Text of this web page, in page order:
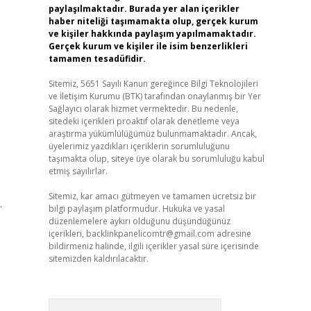
paylaşılmaktadır. Burada yer alan içerikler
haber niteliği taşımamakta olup, gerçek kurum
ve kişiler hakkında paylaşım yapılmamaktadır.
Gerçek kurum ve kişiler ile isim benzerlikleri
tamamen tesadüfidir.
Sitemiz, 5651 Sayılı Kanun gereğince Bilgi Teknolojileri
ve İletişim Kurumu (BTK) tarafından onaylanmış bir Yer
Sağlayıcı olarak hizmet vermektedir. Bu nedenle,
sitedeki içerikleri proaktif olarak denetleme veya
araştırma yükümlülüğümüz bulunmamaktadır. Ancak,
üyelerimiz yazdıkları içeriklerin sorumluluğunu
taşımakta olup, siteye üye olarak bu sorumluluğu kabul
etmiş sayılırlar.
Sitemiz, kar amacı gütmeyen ve tamamen ücretsiz bir
bilgi paylaşım platformudur. Hukuka ve yasal
düzenlemelere aykırı olduğunu düşündüğünüz
içerikleri, backlinkpanelicomtr@gmail.com adresine
bildirmeniz halinde, ilgili içerikler yasal süre içerisinde
sitemizden kaldırılacaktır.